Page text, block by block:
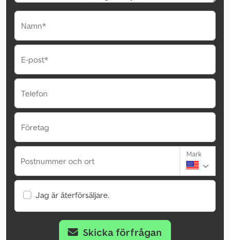
Namn*
E-post*
Telefon
Företag
Postnummer och ort
Mark
Jag är återförsäljare.
Skicka förfrågan